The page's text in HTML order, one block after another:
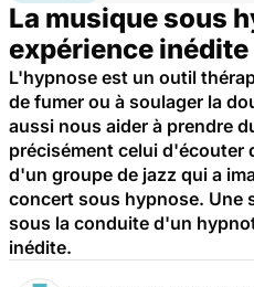
La musique sous
expérience inédite
L'hypnose est un outil
de fumer ou à soulager la
aussi nous aider à prendre
précisément celui d'écouter
d'un groupe de jazz qui a
concert sous hypnose. Une
sous la conduite d'un
inédite.